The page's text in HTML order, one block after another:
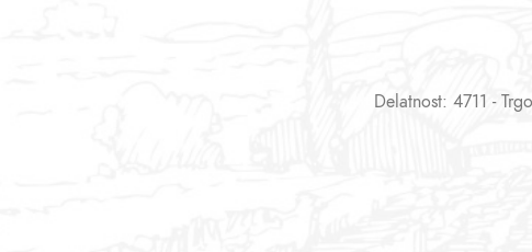
Delatnost: 4711 -